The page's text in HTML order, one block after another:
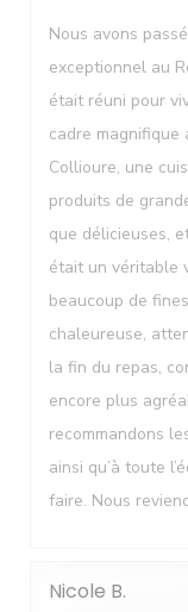
Nous avons
exceptionnel au
était réuni pour
cadre magnifique
Collioure, une
produits de
que délicieuses,
était un véritable
beaucoup de
chaleureuse,
la fin du repas,
encore plus
recommandons
ainsi qu’à toute
faire. Nous
Nicole B